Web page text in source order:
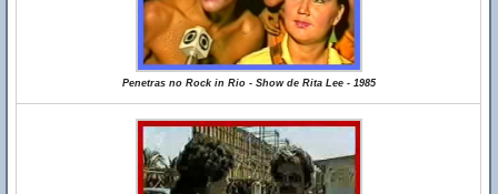
Penetras no Rock in Rio - Show de Rita Lee - 1985